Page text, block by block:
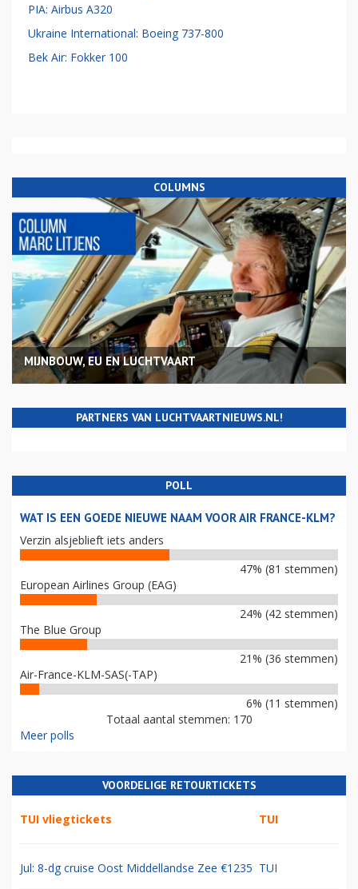
PIA: Airbus A320
Ukraine International: Boeing 737-800
Bek Air: Fokker 100
COLUMNS
MIJNBOUW, EU EN LUCHTVAART
PARTNERS VAN LUCHTVAARTNIEUWS.NL!
POLL
WAT IS EEN GOEDE NIEUWE NAAM VOOR AIR FRANCE-KLM?
Verzin alsjeblieft iets anders
47% (81 stemmen)
European Airlines Group (EAG)
24% (42 stemmen)
The Blue Group
21% (36 stemmen)
Air-France-KLM-SAS(-TAP)
6% (11 stemmen)
Totaal aantal stemmen: 170
Meer polls
VOORDELIGE RETOURTICKETS
TUI vliegtickets TUI
Jul: 8-dg cruise Oost Middellandse Zee €1235 TUI